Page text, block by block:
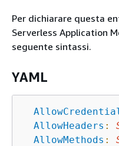
Per dichiarare questa
Serverless Application
seguente sintassi.
YAML
AllowHeaders :
AllowMethods :